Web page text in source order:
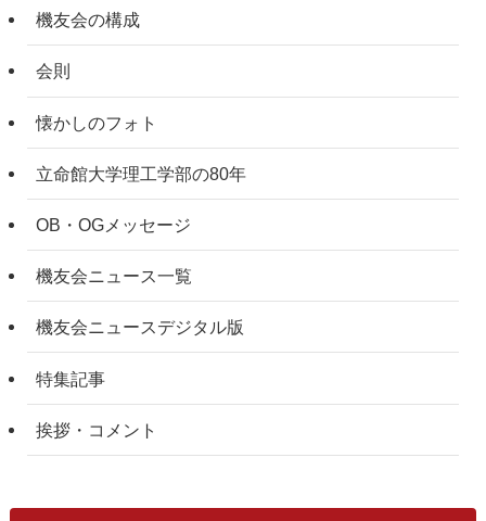
機友会の構成
会則
懐かしのフォト
立命館大学理工学部の80年
OB・OGメッセージ
機友会ニュース一覧
機友会ニュースデジタル版
特集記事
挨拶・コメント